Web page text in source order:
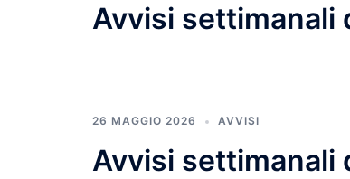
Avvisi settimanali
26 MAGGIO 2026 AVVISI
Avvisi settimanali